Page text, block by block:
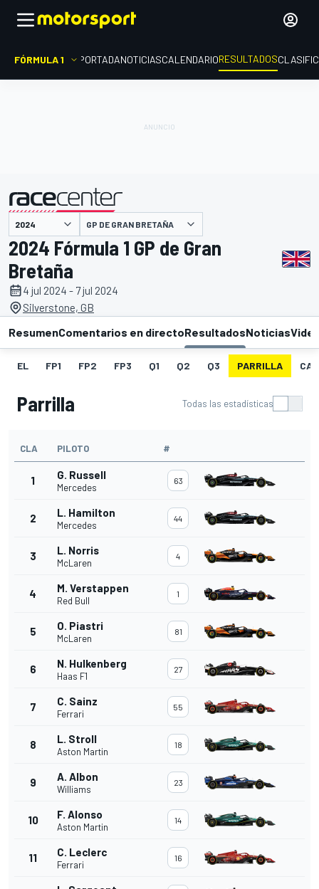
FÓRMULA 1 PORTADANOTICIASCALENDARIORESULTADOS
presentado por GP DE GRAN BRETAÑA
2024 Fórmula 1 GP de Gran
Bretaña
4 jul 2024 - 7 jul 2024
Silverstone, GB
ResumenComentarios en directoResultadosNoticias
EL FP1 FP2 FP3 Q1 Q2 Q3 PARRILLA
Parrilla Todas las estadísticas
CLA PILOTO #
1 G. Russell
Mercedes
63
2 L. Hamilton
Mercedes
44
3 L. Norris
McLaren
4
4 M. Verstappen
Red Bull
1
5 O. Piastri
McLaren
81
6 N. Hulkenberg
Haas F1
27
7 C. Sainz
Ferrari
55
8 L. Stroll
Aston Martin
18
9 A. Albon
Williams
23
10 F. Alonso
Aston Martin
14
11 C. Leclerc
Ferrari
16